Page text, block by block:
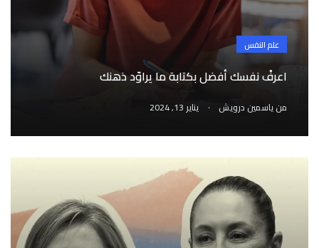
علم النفس
اعرفْ نفسك أفضل بكتابة ما يراوّد ذهنك
منياسمين درويش . يناير 13, 2024